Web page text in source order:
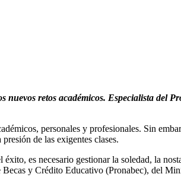
retos académicos. Especialista del
personales y profesionales. Sin
de las exigentes clases.
es necesario gestionar la soledad, la
y Crédito Educativo (Pronabec), del